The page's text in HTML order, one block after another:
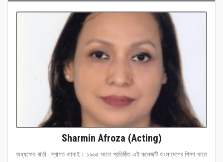
Sharmin Afroza (Acting)
অধ্যক্ষের বার্তা স্বাগত জানাই। ১৯৬৫ সালে প্রতিষ্ঠিত এই কলেজটি বাংলাদেশের শিক্ষা খাতে